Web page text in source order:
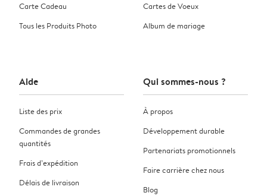
Carte Cadeau
Tous les Produits Photo
Cartes de Voeux
Album de mariage
Aide
Liste des prix
Commandes de grandes
quantités
Frais d’expédition
Délais de livraison
Qui sommes-nous ?
À propos
Développement durable
Partenariats promotionnels
Faire carrière chez nous
Blog